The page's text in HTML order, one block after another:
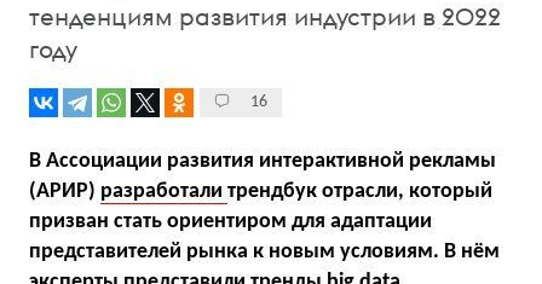
тенденциям развития индустрии в 2022
году
16
В Ассоциации развития интерактивной рекламы
(АРИР) разработали трендбук отрасли, который
призван стать ориентиром для адаптации
представителей рынка к новым условиям. В нём